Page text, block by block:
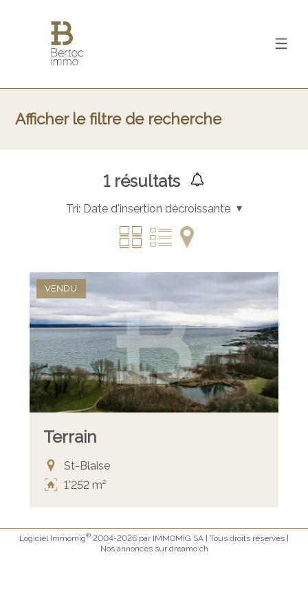
Afficher le filtre de recherche
1résultats
Tri: Date d'insertion décroissante
VENDU
Terrain
St-Blaise
1'252 m²
Logiciel Immomig® 2004-2026 par IMMOMIG SA | Tous droits réservés |
Nos annonces surdreamo.ch